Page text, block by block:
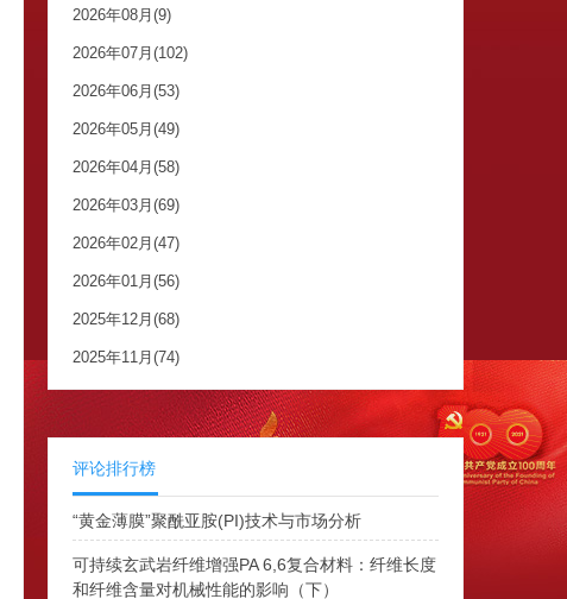
2026年08月(9)
2026年07月(102)
2026年06月(53)
2026年05月(49)
2026年04月(58)
2026年03月(69)
2026年02月(47)
2026年01月(56)
2025年12月(68)
2025年11月(74)
评论排行榜
“黄金薄膜”聚酰亚胺(PI)技术与市场分析
可持续玄武岩纤维增强PA 6,6复合材料：纤维长度
和纤维含量对机械性能的影响（下）